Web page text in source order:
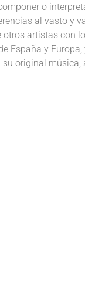
o
al vasto y
artistas con
España y
original